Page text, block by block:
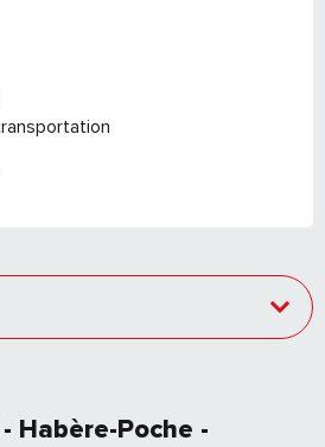
Habère-Poche -